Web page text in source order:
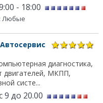
- 18:00
Любые
диагностика,
двигателей, МКПП,
систе...
9 до 20.00